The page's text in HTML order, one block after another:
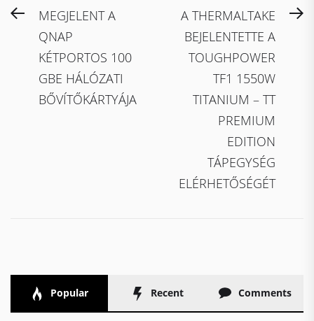
Bejegyzés
navigáció
PreviousMEGJELENT A
QNAP
KÉTPORTOS 100
GBE HÁLÓZATI
BŐVÍTŐKÁRTYÁJA
A THERMALTAKE
BEJELENTETTE A
TOUGHPOWER
TF1 1550W
TITANIUM – TT
PREMIUM
EDITION
TÁPEGYSÉG
ELÉRHETŐSÉGÉT
Popular Recent Comments